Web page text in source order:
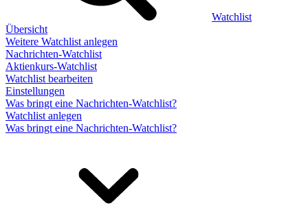
Watchlist
Übersicht
Weitere Watchlist anlegen
Nachrichten-Watchlist
Aktienkurs-Watchlist
Watchlist bearbeiten
Einstellungen
Was bringt eine Nachrichten-Watchlist?
Watchlist anlegen
Was bringt eine Nachrichten-Watchlist?